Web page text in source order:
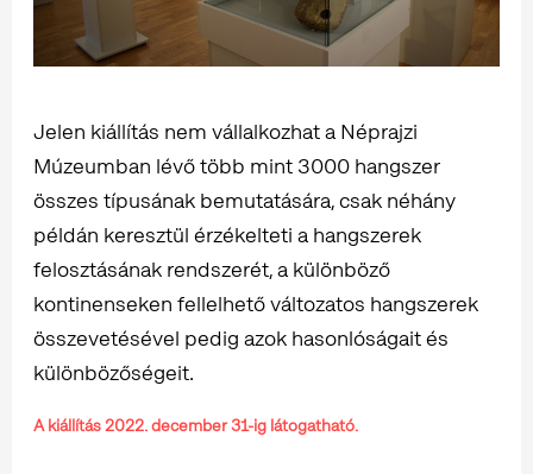
Jelen kiállítás nem vállalkozhat a Néprajzi
Múzeumban lévő több mint 3000 hangszer
összes típusának bemutatására, csak néhány
példán keresztül érzékelteti a hangszerek
felosztásának rendszerét, a különböző
kontinenseken fellelhető változatos hangszerek
összevetésével pedig azok hasonlóságait és
különbözőségeit.
A kiállítás 2022. december 31-ig látogatható.